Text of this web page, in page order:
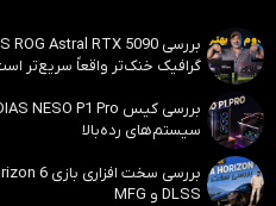
گرافیک خنک‌تر واقعاً سریع‌تر
سیستم‌های رده‌بالا
DLSS و MFG